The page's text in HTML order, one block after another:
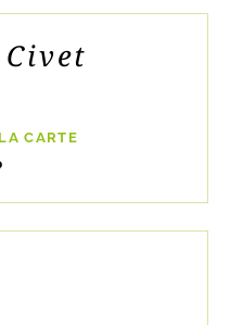
CARTE